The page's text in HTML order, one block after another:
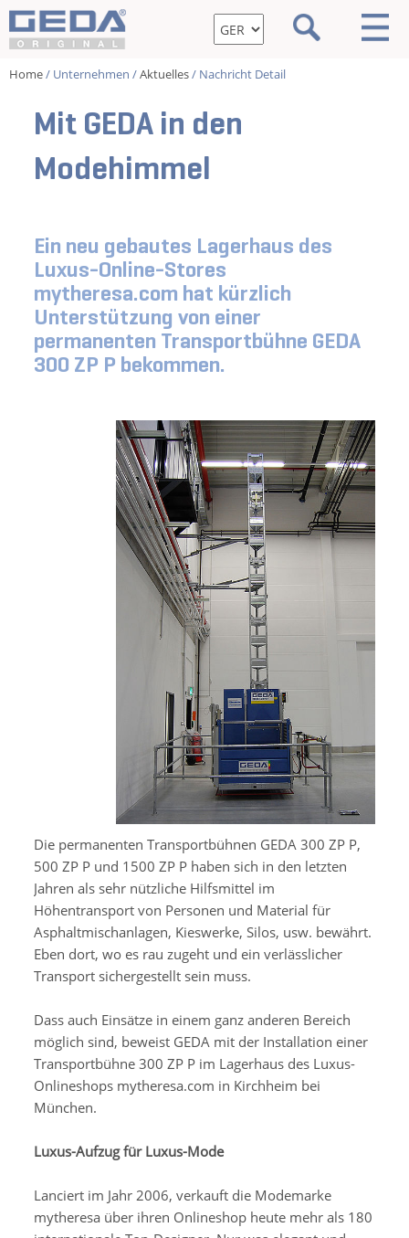
Home/ Unternehmen /Aktuelles/ Nachricht Detail
Mit GEDA in den
Modehimmel
Ein neu gebautes Lagerhaus des
Luxus-Online-Stores
mytheresa.com hat kürzlich
Unterstützung von einer
permanenten Transportbühne GEDA
300 ZP P bekommen.
Die permanenten Transportbühnen GEDA 300 ZP P,
500 ZP P und 1500 ZP P haben sich in den letzten
Jahren als sehr nützliche Hilfsmittel im
Höhentransport von Personen und Material für
Asphaltmischanlagen, Kieswerke, Silos, usw. bewährt.
Eben dort, wo es rau zugeht und ein verlässlicher
Transport sichergestellt sein muss.
Dass auch Einsätze in einem ganz anderen Bereich
möglich sind, beweist GEDA mit der Installation einer
Transportbühne 300 ZP P im Lagerhaus des Luxus-
Onlineshops mytheresa.com in Kirchheim bei
München.
Luxus-Aufzug für Luxus-Mode
Lanciert im Jahr 2006, verkauft die Modemarke
mytheresa über ihren Onlineshop heute mehr als 180